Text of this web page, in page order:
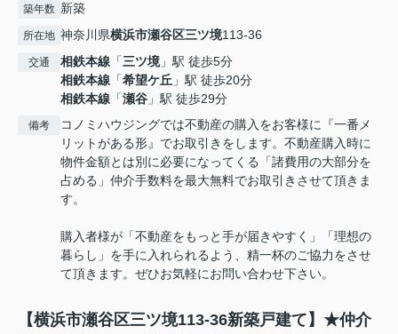
築年数 新築
所在地 神奈川県横浜市瀬谷区三ツ境113-36
交通 相鉄本線 「三ツ境」駅 徒歩5分
相鉄本線 「希望ケ丘 」駅 徒歩20分
相鉄本線 「瀬谷 」駅 徒歩29分
備考
コノミハウジングでは不動産の購入をお客様に『一番メ
リットがある形』でお取引きをします。不動産購入時に
物件金額とは別に必要になってくる「諸費用の大部分を
占める」仲介手数料を最大無料でお取引きさせて頂きま
す。
購入者様が「不動産をもっと手が届きやすく」「理想の
暮らし」を手に入れられるよう、精一杯のご協力をさせ
て頂きます。ぜひお気軽にお問い合わせ下さい。
【横浜市瀬谷区三ツ境113-36新築戸建て】★仲介